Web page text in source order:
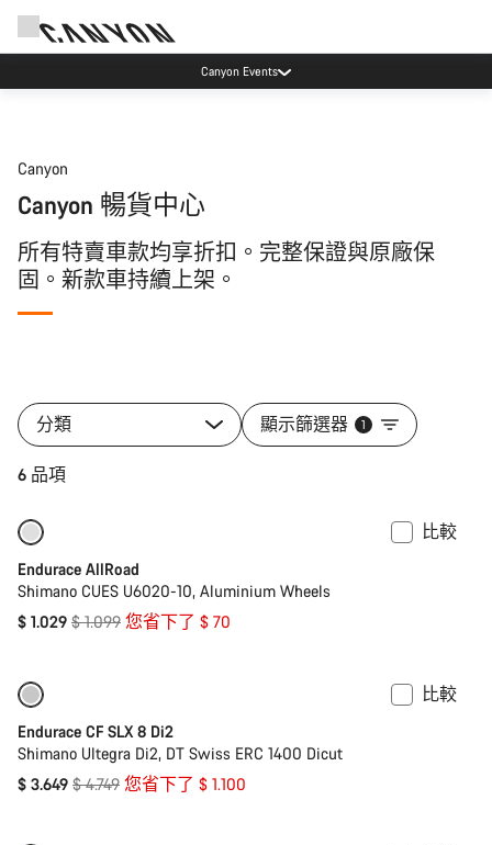
Canyon Events
Canyon
Canyon 暢貨中心
所有特賣車款均享折扣。完整保證與原廠保
固。新款車持續上架。
分類 顯示篩選器 1
6 品項
比較
Endurace AllRoad
Shimano CUES U6020-10, Aluminium Wheels
$ 1.029 原
$ 1.099 您省下了 $ 70
比較
Endurace CF SLX 8 Di2
Shimano Ultegra Di2, DT Swiss ERC 1400 Dicut
$ 3.649 原
$ 4.749 您省下了 $ 1.100